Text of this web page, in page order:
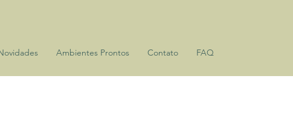
Ambientes Prontos Contato FAQ